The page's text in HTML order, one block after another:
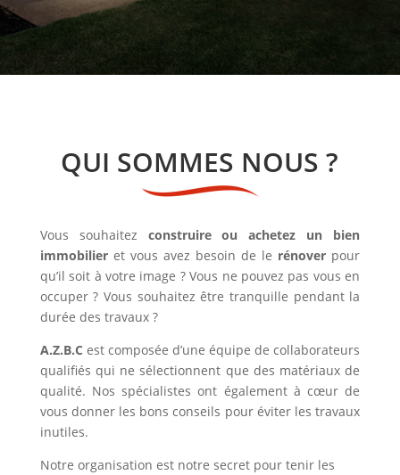
QUI SOMMES NOUS ?
Vous souhaitez construire ou achetez un bien
immobilieret vous avez besoin de le rénover pour
qu’il soit à votre image ? Vous ne pouvez pas vous en
occuper ? Vous souhaitez être tranquille pendant la
durée des travaux ?
A.Z.B.C est composée d’une équipe de collaborateurs
qualifiés qui ne sélectionnent que des matériaux de
qualité. Nos spécialistes ont également à cœur de
vous donner les bons conseils pour éviter les travaux
inutiles.
Notre organisation est notre secret pour tenir les